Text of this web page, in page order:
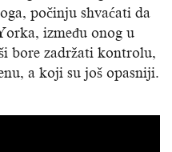
počinju shvaćati da
između onog u
bore zadržati kontrolu,
a koji su još opasniji.